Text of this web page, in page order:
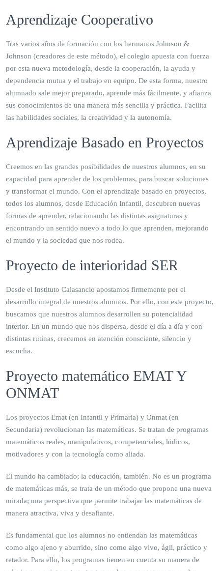
Aprendizaje Cooperativo
Tras varios años de formación con los hermanos Johnson &
Johnson (creadores de este método), el colegio apuesta con fuerza
por esta nueva metodología, desde la cooperación, la ayuda y
dependencia mutua y el trabajo en equipo. De esta forma, nuestro
alumnado sale mejor preparado, aprende más fácilmente, y afianza
sus conocimientos de una manera más sencilla y práctica. Facilita
las habilidades sociales, la creatividad y la autonomía.
Aprendizaje Basado en Proyectos
Creemos en las grandes posibilidades de nuestros alumnos, en su
capacidad para aprender de los problemas, para buscar soluciones
y transformar el mundo. Con el aprendizaje basado en proyectos,
todos los alumnos, desde Educación Infantil, descubren nuevas
formas de aprender, relacionando las distintas asignaturas y
encontrando un sentido nuevo a todo lo que aprenden, mejorando
el mundo y la sociedad que nos rodea.
Proyecto de interioridad SER
Desde el Instituto Calasancio apostamos firmemente por el
desarrollo integral de nuestros alumnos. Por ello, con este proyecto,
buscamos que nuestros alumnos desarrollen su potencialidad
interior. En un mundo que nos dispersa, desde el día a día y con
distintas rutinas, crecemos en atención consciente, silencio y
escucha.
Proyecto matemático EMAT Y
ONMAT
Los proyectos Emat (en Infantil y Primaria) y Onmat (en
Secundaria) revolucionan las matemáticas. Se tratan de programas
matemáticos reales, manipulativos, competenciales, lúdicos,
motivadores y con la tecnología como aliada.
El mundo ha cambiado; la educación, también. No es un programa
de matemáticas más, se trata de un método que propone una nueva
mirada; una perspectiva que permite trabajar las matemáticas de
manera atractiva, viva y desafiante.
Es fundamental que los alumnos no entiendan las matemáticas
como algo ajeno y aburrido, sino como algo vivo, ágil, práctico y
retador. Para ello, los programas tienen en cuenta su manera de